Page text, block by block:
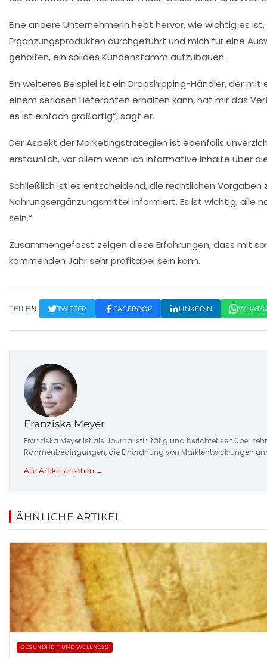
Eine andere Unternehmerin hebt hervor, wie wichtig es
Ergänzungsprodukten durchgeführt und mich für eine
geholfen, ein solides Kundenstamm aufzubauen.
Ein weiteres Beispiel ist ein Dropshipping-Händler, der mit
einem seriösen Lieferanten erhalten kann, hat mir das
es ist einfach großartig“, sagt er.
Der Aspekt derMarketingstrategien ist ebenfalls
erstaunlich, vor allem wenn ich informative Inhalte über
Schließlich ist es entscheidend, die rechtlichen Vorgaben
Nahrungsergänzungsmittel informiert. Es ist wichtig, alle
sein.“
Zusammengefasst zeigen diese Erfahrungen, dass mit
kommenden Jahr sehr profitabel sein kann.
TEILEN: TWITTER FACEBOOK LINKEDIN
Franziska Meyer
Franziska Meyer ist als Journalistin tätig und berichtet seit über
Rahmenbedingungen, die Einordnung von Marktentwicklungen
Alle Artikel ansehen →
ÄHNLICHE ARTIKEL
GESUNDHEIT UND WELLNESS